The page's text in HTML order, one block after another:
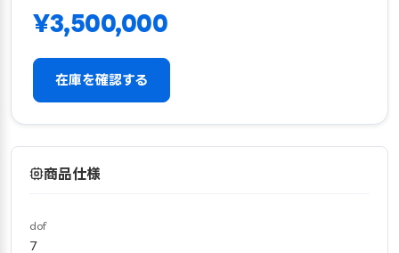
¥3,500,000
在庫を確認する
商品仕様
dof
7